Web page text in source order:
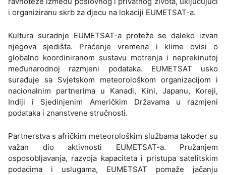
i organiziranu skrb za djecu na lokaciji EUMETSAT-a.
Kultura suradnje EUMETSAT-a proteže se daleko izvan
njegova sjedišta. Praćenje vremena i klime ovisi o
globalno koordiniranom sustavu motrenja i neprekinutoj
međunarodnoj razmjeni podataka. EUMETSAT usko
surađuje sa Svjetskom meteorološkom organizacijom i
nacionalnim partnerima u Kanadi, Kini, Japanu, Koreji,
Indiji i Sjedinjenim Američkim Državama u razmjeni
podataka i znanstvene stručnosti.
Partnerstva s afričkim meteorološkim službama također su
važan dio aktivnosti EUMETSAT-a. Pružanjem
osposobljavanja, razvoja kapaciteta i pristupa satelitskim
podacima i uslugama, EUMETSAT pomaže jačanju